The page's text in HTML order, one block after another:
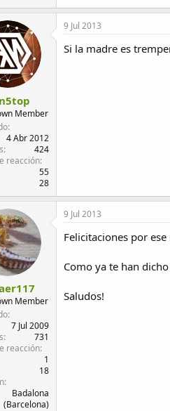
Member
4 Abr 2012
424
reacción
55
28
9 Jul 2013
Si la madre es
Member
7 Jul 2009
731
reacción
1
18
Badalona
(Barcelona)
9 Jul 2013
Felicitaciones por
Como ya te han
Saludos!